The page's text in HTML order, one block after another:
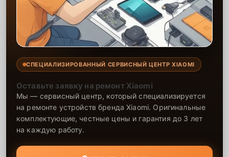
СПЕЦИАЛИЗИРОВАННЫЙ СЕРВИСНЫЙ ЦЕНТР XIAOMI
Оставьте заявку на ремонт Xiaomi
Мы — сервисный центр, который специализируется
на ремонте устройств бренда Xiaomi. Оригинальные
комплектующие, честные цены и гарантия до 3 лет
на каждую работу.